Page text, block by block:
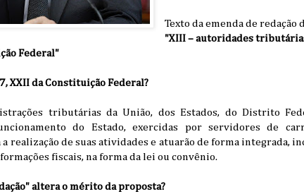
Texto da emenda de redação
"XIII – autoridades
Federal"
XXII da Constituição Federal?
tributárias da União, dos Estados, do Distrito
do Estado, exercidas por servidores de
realização de suas atividades e atuarão de forma integrada,
fiscais, na forma da lei ou convênio.
altera o mérito da proposta?